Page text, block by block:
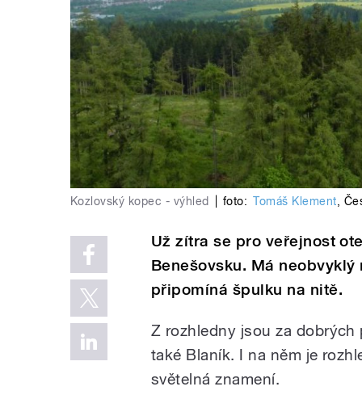
Kozlovský kopec - výhled foto: Tomáš Klement,
Už zítra se pro veřejnost
Benešovsku. Má
připomíná špulku na nitě.
Z rozhledny jsou za
také Blaník. I na něm je
světelná znamení.